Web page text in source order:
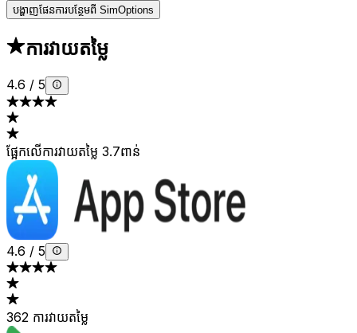
បង្ហាញផែនការបន្ថែមពី SimOptions
ការវាយតម្លៃ
4.6 / 5
ផ្អែកលើការវាយតម្លៃ 3.7ពាន់
4.6 / 5
362 ការវាយតម្លៃ